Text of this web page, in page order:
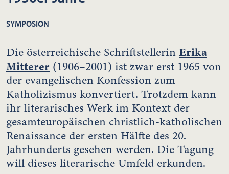
SYMPOSION
Die österreichische Schriftstellerin Erika
Mitterer (1906–2001) ist zwar erst 1965 von
der evangelischen Konfession zum
Katholizismus konvertiert. Trotzdem kann
ihr literarisches Werk im Kontext der
gesamteuropäischen christlich-katholischen
Renaissance der ersten Hälfte des 20.
Jahrhunderts gesehen werden. Die Tagung
will dieses literarische Umfeld erkunden.